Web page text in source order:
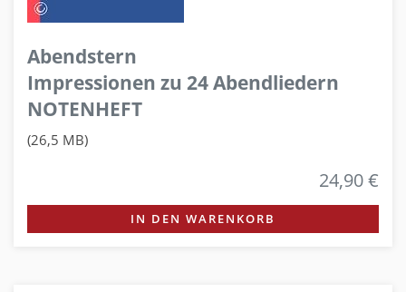
Abendstern
Impressionen zu 24 Abendliedern
NOTENHEFT
(26,5 MB)
24,90 €
IN DEN WARENKORB